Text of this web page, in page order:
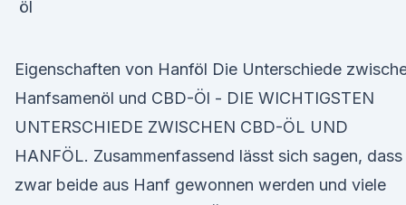
Eigenschaften von Hanföl Die Unterschiede
Hanfsamenöl und CBD-Öl - DIE WICHTIGSTEN
UNTERSCHIEDE ZWISCHEN CBD-ÖL UND
HANFÖL. Zusammenfassend lässt sich sagen, dass
zwar beide aus Hanf gewonnen werden und viele